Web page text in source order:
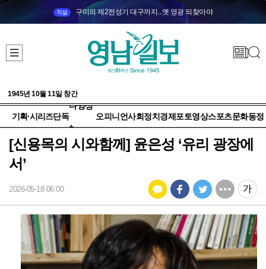
직설 구미의 제2전성기 대구까지...옛 영광 되찾아야
1945년 10월 11일 창간
기획·시리즈단독
다양성
+
오피니언사회정치 경제 포토영상스포츠문화동정
[신용목의 시와함께] 윤은성 ‘유리 광장에
서’
2026-05-18 06:00